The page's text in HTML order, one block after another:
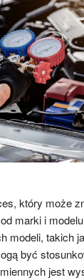
który może
marki i
modeli, takich
być
jest